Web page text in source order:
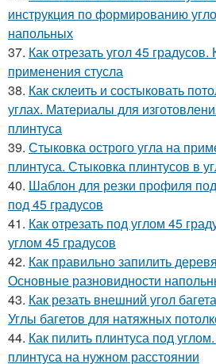
инструкция по формированию
напольных
37. Как отрезать угол 45 градусов.
применения стусла
38. Как склеить и состыковать
углах. Материалы для
плинтуса
39. Стыковка острого угла на
плинтуса. Стыковка плинтусов в
40. Шаблон для резки профиля
под 45 градусов
41. Как отрезать под углом 45
углом 45 градусов
42. Как правильно запилить
Основные разновидности
43. Как резать внешний угол
Углы багетов для натяжных
44. Как пилить плинтуса под
плинтуса на нужном расстоянии